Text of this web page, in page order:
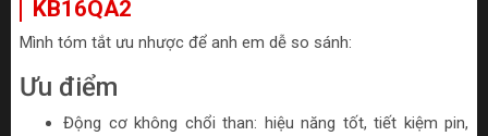
KB16QA2
Mình tóm tắt ưu nhược để anh em dễ so sánh:
Ưu điểm
Động cơ không chổi than: hiệu năng tốt, tiết kiệm pin,